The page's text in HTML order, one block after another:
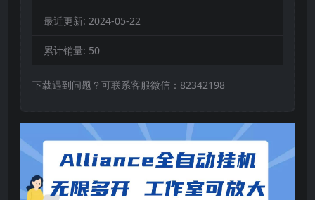
最近更新: 2024-05-22
累计销量: 50
下载遇到问题？可联系客服微信：82342198